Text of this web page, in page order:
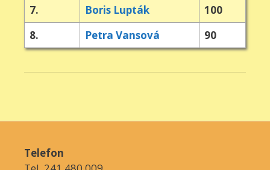
7.
Boris Lupták
100
8.
Petra Vansová 90
Telefon